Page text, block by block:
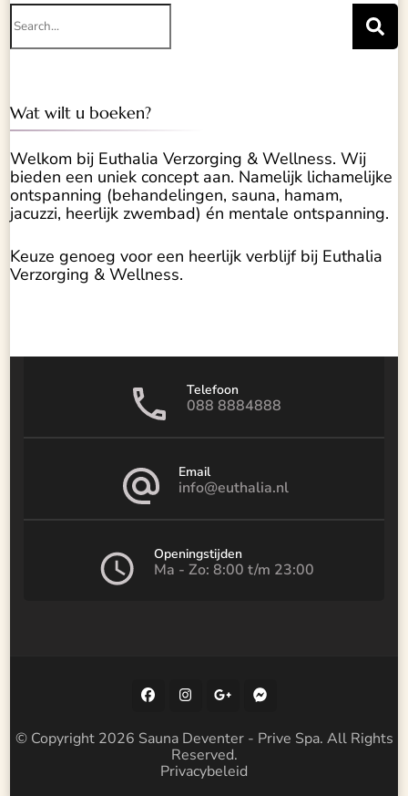
Search
for:
Wat wilt u boeken?
Welkom bij Euthalia Verzorging & Wellness. Wij
bieden een uniek concept aan. Namelijk lichamelijke
ontspanning (behandelingen, sauna, hamam,
jacuzzi, heerlijk zwembad) én mentale ontspanning.
Keuze genoeg voor een heerlijk verblijf bij Euthalia
Verzorging & Wellness.
Telefoon
088 8884888
Email
info@euthalia.nl
Openingstijden
Ma - Zo: 8:00 t/m 23:00
© Copyright 2026 Sauna Deventer - Prive Spa. All Rights
Reserved.
Privacybeleid